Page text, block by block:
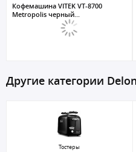
Кофемашина VITEK VT-8700
Metropolis черный...
Другие категории
Тостеры